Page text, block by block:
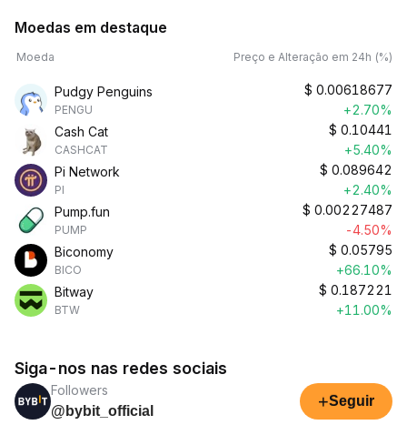
Moedas em destaque
Moeda Preço e Alteração em 24h (%)
Pudgy Penguins
PENGU
$ 0.00618677
+2.70%
Cash Cat
CASHCAT
$ 0.10441
+5.40%
Pi Network
PI
$ 0.089642
+2.40%
Pump.fun
PUMP
$ 0.00227487
-4.50%
Biconomy
BICO
$ 0.05795
+66.10%
Bitway
BTW
$ 0.187221
+11.00%
Siga-nos nas redes sociais
Followers
@bybit_official
+Seguir